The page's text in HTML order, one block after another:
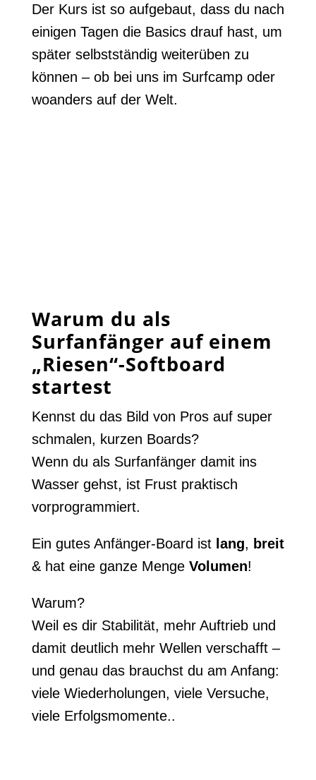
Der Kurs ist so aufgebaut, dass du nach
einigen Tagen die Basics drauf hast, um
später selbstständig weiterüben zu
können – ob bei uns im Surfcamp oder
woanders auf der Welt.
Warum du als
Surfanfänger auf einem
„Riesen“-Softboard
startest
Kennst du das Bild von Pros auf super
schmalen, kurzen Boards?
Wenn du als Surfanfänger damit ins
Wasser gehst, ist Frust praktisch
vorprogrammiert.
Ein gutes Anfänger-Board ist lang, breit
& hat eine ganze Menge Volumen!
Warum?
Weil es dir Stabilität, mehr Auftrieb und
damit deutlich mehr Wellen verschafft –
und genau das brauchst du am Anfang:
viele Wiederholungen, viele Versuche,
viele Erfolgsmomente..